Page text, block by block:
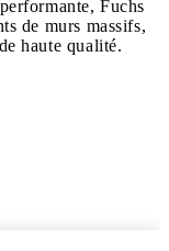
Fuchs
de murs massifs,
haute qualité.